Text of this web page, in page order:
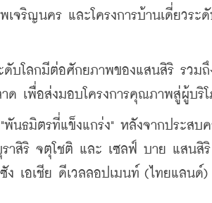
จริญนคร และโครงการบ้านเดี่ยวระ
โลกมีต่อศักยภาพของแสนสิริ รวมถึ
ด เพื่อส่งมอบโครงการคุณภาพสู่ผู้บริ
ธมิตรที่แข็งแกร่ง" หลังจากประสบค
ราสิริ จตุโชติ และ เซลฟ์ บาย แสนสิ
เอเชีย ดีเวลลอปเมนท์ (ไทยแลนด์